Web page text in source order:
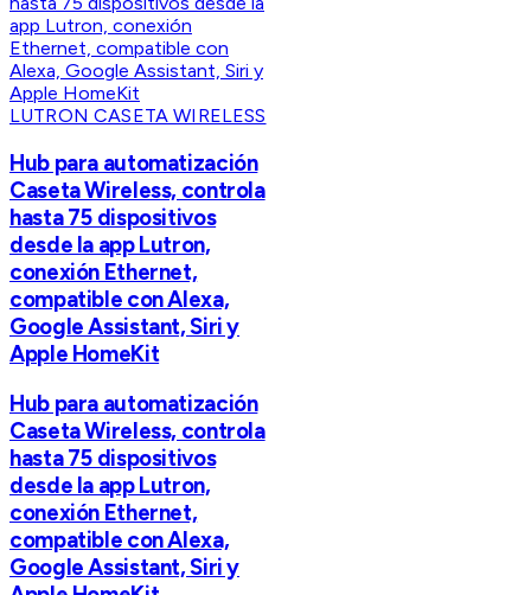
LUTRON CASETA WIRELESS
Hub para automatización
Caseta Wireless, controla
hasta 75 dispositivos
desde la app Lutron,
conexión Ethernet,
compatible con Alexa,
Google Assistant, Siri y
Apple HomeKit
Hub para automatización
Caseta Wireless, controla
hasta 75 dispositivos
desde la app Lutron,
conexión Ethernet,
compatible con Alexa,
Google Assistant, Siri y